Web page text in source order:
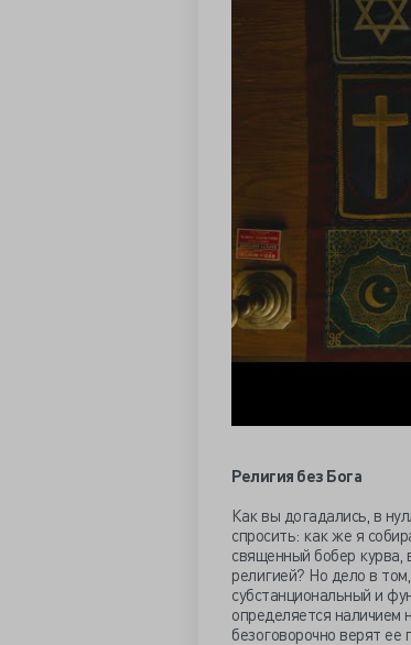
Религия без Бога
Как вы догадались, в
спросить: как же я
священный бобер
религией? Но дело в
субстанциональный и
определяется наличием
безоговорочно верят ее